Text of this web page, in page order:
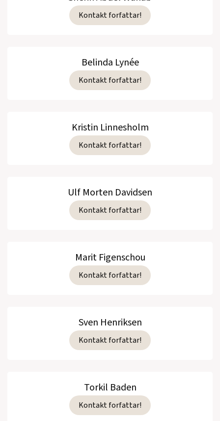
Kontakt forfattar!
Belinda Lynée
Kontakt forfattar!
Kristin Linnesholm
Kontakt forfattar!
Ulf Morten Davidsen
Kontakt forfattar!
Marit Figenschou
Kontakt forfattar!
Sven Henriksen
Kontakt forfattar!
Torkil Baden
Kontakt forfattar!